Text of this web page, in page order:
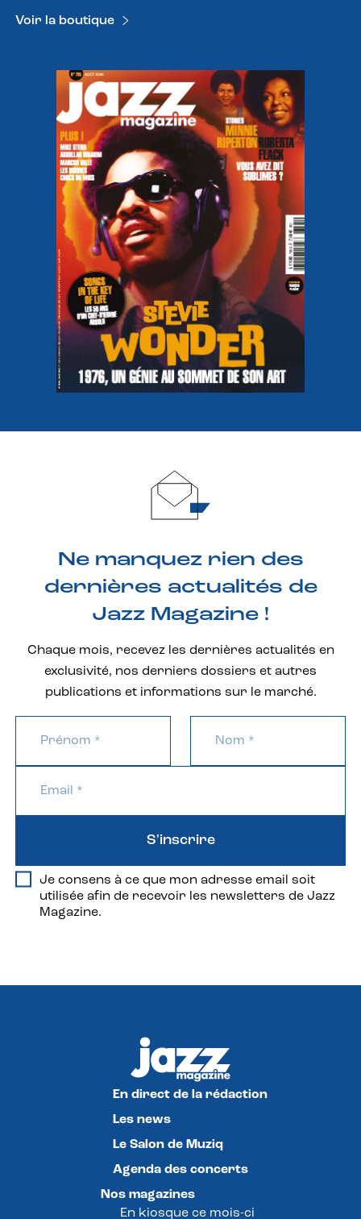
Voir la boutique
Ne manquez rien des
dernières actualités de
Jazz Magazine !
Chaque mois, recevez les dernières actualités en
exclusivité, nos derniers dossiers et autres
publications et informations sur le marché.
Je consens à ce que mon adresse email soit
utilisée afin de recevoir les newsletters de Jazz
Magazine.
S'inscrire
En direct de la rédaction
Les news
Le Salon de Muziq
Agenda des concerts
Nos magazines
En kiosque ce mois-ci